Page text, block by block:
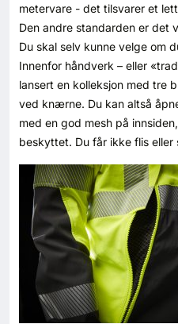
metervare - det tilsvarer et
Den andre standarden er det
Du skal selv kunne velge om
Innenfor håndverk – eller
lansert en kolleksjon med tre
ved knærne. Du kan altså
med en god mesh på
beskyttet. Du får ikke flis eller